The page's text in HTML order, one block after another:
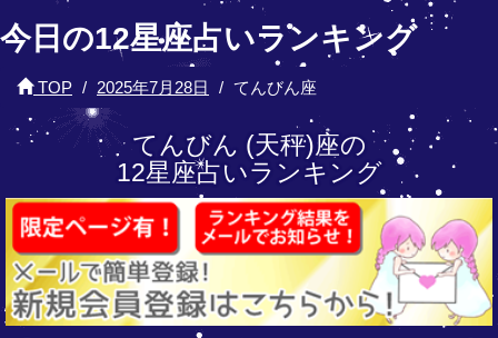
今日の12星座占いランキング
TOP 2025年7月28日 てんびん座
てんびん (天秤)座の
12星座占いランキング